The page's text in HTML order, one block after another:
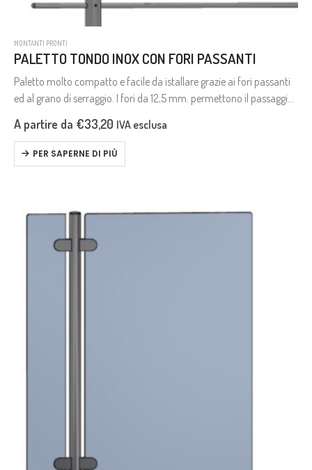
MONTANTI PRONTI
PALETTO TONDO INOX CON FORI PASSANTI
Paletto molto compatto e facile da istallare grazie ai fori passanti
ed al grano di serraggio. I fori da 12,5 mm. permettono il passaggio
A partire da €33,20 IVA esclusa
PER SAPERNE DI PIÙ